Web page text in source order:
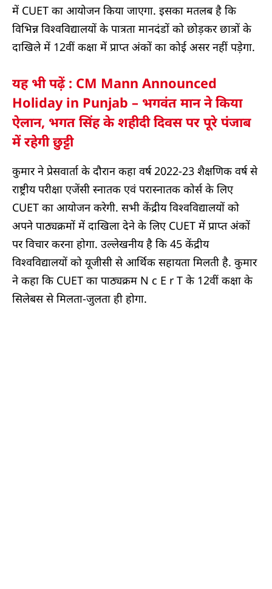
में CUET का आयोजन किया जाएगा. इसका मतलब है कि
विभिन्न विश्वविद्यालयों के पात्रता मानदंडों को छोड़कर छात्रों के
दाखिले में 12वीं कक्षा में प्राप्त अंकों का कोई असर नहीं पड़ेगा.
यह भी पढ़ें : CM Mann Announced
Holiday in Punjab – भगवंत मान ने किया
ऐलान, भगत सिंह के शहीदी दिवस पर पूरे पंजाब
में रहेगी छुट्टी
कुमार ने प्रेसवार्ता के दौरान कहा वर्ष 2022-23 शैक्षणिक वर्ष से
राष्ट्रीय परीक्षा एजेंसी स्नातक एवं परास्नातक कोर्स के लिए
CUET का आयोजन करेगी. सभी केंद्रीय विश्वविद्यालयों को
अपने पाठ्यक्रमों में दाखिला देने के लिए CUET में प्राप्त अंकों
पर विचार करना होगा. उल्लेखनीय है कि 45 केंद्रीय
विश्वविद्यालयों को यूजीसी से आर्थिक सहायता मिलती है. कुमार
ने कहा कि CUET का पाठ्यक्रम N c E r T के 12वीं कक्षा के
सिलेबस से मिलता-जुलता ही होगा.